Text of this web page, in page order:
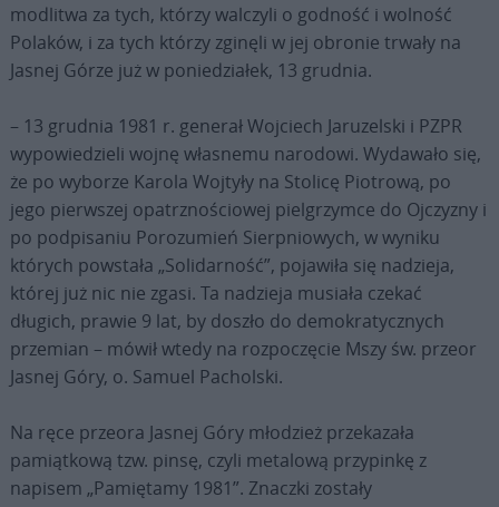
modlitwa za tych, którzy walczyli o godność i wolność
Polaków, i za tych którzy zginęli w jej obronie trwały na
Jasnej Górze już w poniedziałek, 13 grudnia.
– 13 grudnia 1981 r. generał Wojciech Jaruzelski i PZPR
wypowiedzieli wojnę własnemu narodowi. Wydawało się,
że po wyborze Karola Wojtyły na Stolicę Piotrową, po
jego pierwszej opatrznościowej pielgrzymce do Ojczyzny i
po podpisaniu Porozumień Sierpniowych, w wyniku
których powstała „Solidarność”, pojawiła się nadzieja,
której już nic nie zgasi. Ta nadzieja musiała czekać
długich, prawie 9 lat, by doszło do demokratycznych
przemian – mówił wtedy na rozpoczęcie Mszy św. przeor
Jasnej Góry, o. Samuel Pacholski.
Na ręce przeora Jasnej Góry młodzież przekazała
pamiątkową tzw. pinsę, czyli metalową przypinkę z
napisem „Pamiętamy 1981”. Znaczki zostały